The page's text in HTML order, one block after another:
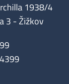
1938/4
3 - Žižkov